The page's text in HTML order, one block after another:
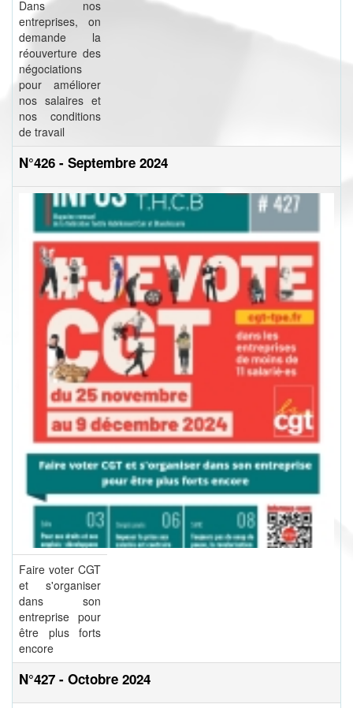
Dans nos
entreprises, on
demande la
réouverture des
négociations
pour améliorer
nos salaires et
nos conditions
de travail
N°426 - Septembre 2024
Faire voter CGT
et s'organiser
dans son
entreprise pour
être plus forts
encore
N°427 - Octobre 2024